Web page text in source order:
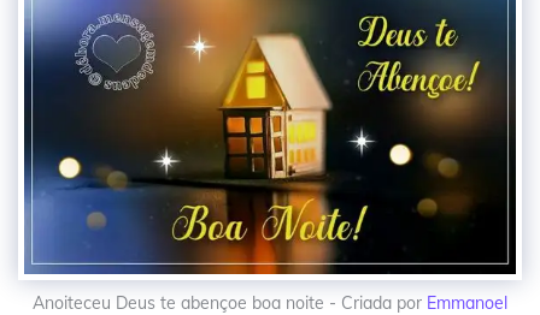
Anoiteceu Deus te abençoe boa noite - Criada por Emmanoel